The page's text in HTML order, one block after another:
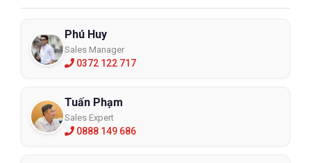
Phú Huy
Sales Manager
0372 122 717
Tuấn Phạm
Sales Expert
0888 149 686